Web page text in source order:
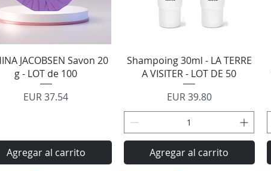
Vista rápida
JACOBSEN Savon 20
g - LOT de 100
Precio
EUR 37.54
Agregar al carrito
Vista rápida
Shampoing 30ml - LA TERRE
A VISITER - LOT DE 50
Precio
EUR 39.80
Agregar al carrito